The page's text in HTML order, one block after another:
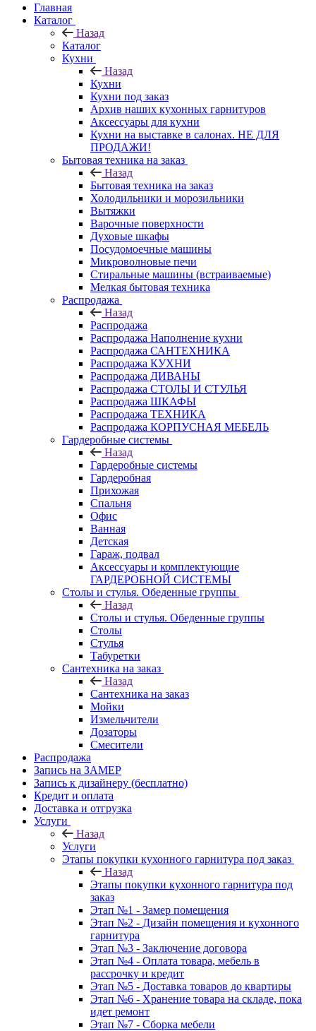
Главная
Каталог
Назад
Каталог
Кухни
Назад
Кухни
Кухни под заказ
Архив наших кухонных гарнитуров
Аксессуары для кухни
Кухни на выставке в салонах. НЕ ДЛЯ
ПРОДАЖИ!
Бытовая техника на заказ
Назад
Бытовая техника на заказ
Холодильники и морозильники
Вытяжки
Варочные поверхности
Духовые шкафы
Посудомоечные машины
Микроволновые печи
Стиральные машины (встраиваемые)
Мелкая бытовая техника
Распродажа
Назад
Распродажа
Распродажа Наполнение кухни
Распродажа САНТЕХНИКА
Распродажа КУХНИ
Распродажа ДИВАНЫ
Распродажа СТОЛЫ И СТУЛЬЯ
Распродажа ШКАФЫ
Распродажа ТЕХНИКА
Распродажа КОРПУСНАЯ МЕБЕЛЬ
Гардеробные системы
Назад
Гардеробные системы
Гардеробная
Прихожая
Спальня
Офис
Ванная
Детская
Гараж, подвал
Аксессуары и комплектующие
ГАРДЕРОБНОЙ СИСТЕМЫ
Столы и стулья. Обеденные группы
Назад
Столы и стулья. Обеденные группы
Столы
Стулья
Табуретки
Сантехника на заказ
Назад
Сантехника на заказ
Мойки
Измельчители
Дозаторы
Смесители
Распродажа
Запись на ЗАМЕР
Запись к дизайнеру (бесплатно)
Кредит и оплата
Доставка и отгрузка
Услуги
Назад
Услуги
Этапы покупки кухонного гарнитура под заказ
Назад
Этапы покупки кухонного гарнитура под
заказ
Этап №1 - Замер помещения
Этап №2 - Дизайн помещения и кухонного
гарнитура
Этап №3 - Заключение договора
Этап №4 - Оплата товара, мебель в
рассрочку и кредит
Этап №5 - Доставка товаров до квартиры
Этап №6 - Хранение товара на складе, пока
идет ремонт
Этап №7 - Сборка мебели